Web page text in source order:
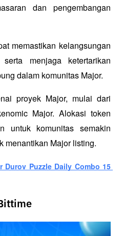
dan pengembangan
memastikan kelangsungan
menjaga ketertarikan
dalam komunitas Major.
proyek Major, mulai dari
Major. Alokasi token
untuk komunitas semakin
menantikan Major listing.
Durov Puzzle Daily Combo 15